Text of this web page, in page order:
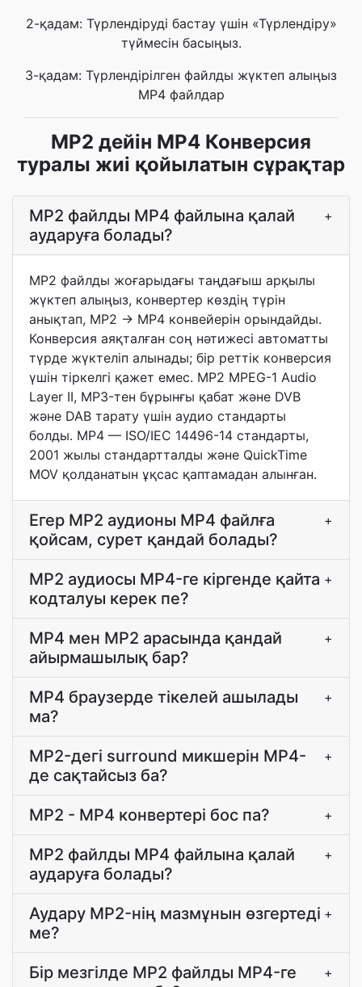
2-қадам: Түрлендіруді бастау үшін «Түрлендіру»
түймесін басыңыз.
3-қадам: Түрлендірілген файлды жүктеп алыңыз
MP4 файлдар
MP2 дейін MP4 Конверсия
туралы жиі қойылатын сұрақтар
MP2 файлды MP4 файлына қалай
аударуға болады?
+
MP2 файлды жоғарыдағы таңдағыш арқылы
жүктеп алыңыз, конвертер көздің түрін
анықтап, MP2 → MP4 конвейерін орындайды.
Конверсия аяқталған соң нәтижесі автоматты
түрде жүктеліп алынады; бір реттік конверсия
үшін тіркелгі қажет емес. MP2 MPEG-1 Audio
Layer II, MP3-тен бұрынғы қабат және DVB
және DAB тарату үшін аудио стандарты
болды. MP4 — ISO/IEC 14496-14 стандарты,
2001 жылы стандартталды және QuickTime
MOV қолданатын ұқсас қаптамадан алынған.
Егер MP2 аудионы MP4 файлға
қойсам, сурет қандай болады?
+
MP2 аудиосы MP4-ге кіргенде қайта
кодталуы керек пе?
+
MP4 мен MP2 арасында қандай
айырмашылық бар?
+
MP4 браузерде тікелей ашылады
ма?
+
MP2-дегі surround микшерін MP4-
де сақтайсыз ба?
+
MP2 - MP4 конвертері бос па? +
MP2 файлды MP4 файлына қалай
аударуға болады?
+
Аудару MP2-нің мазмұнын өзгертеді
ме?
+
Бір мезгілде MP2 файлды MP4-ге
+